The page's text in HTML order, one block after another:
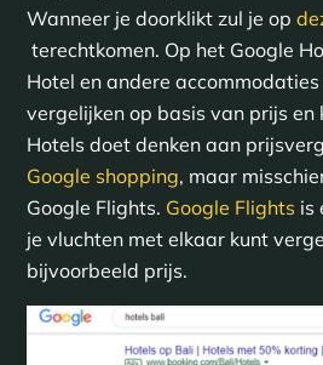
Wanneer je doorklikt zul je op
terechtkomen. Op het Google
Hotel en andere
vergelijken op basis van prijs en
Hotels doet denken aan
Google shopping, maar
Google Flights. Google Flights is
je vluchten met elkaar kunt
bijvoorbeeld prijs.